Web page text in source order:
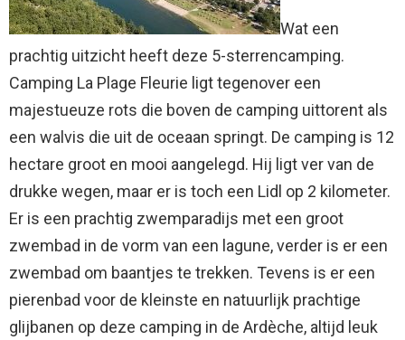
Wat een
prachtig uitzicht heeft deze 5-sterrencamping.
Camping La Plage Fleurie ligt tegenover een
majestueuze rots die boven de camping uittorent als
een walvis die uit de oceaan springt. De camping is 12
hectare groot en mooi aangelegd. Hij ligt ver van de
drukke wegen, maar er is toch een Lidl op 2 kilometer.
Er is een prachtig zwemparadijs met een groot
zwembad in de vorm van een lagune, verder is er een
zwembad om baantjes te trekken. Tevens is er een
pierenbad voor de kleinste en natuurlijk prachtige
glijbanen op deze camping in de Ardèche, altijd leuk